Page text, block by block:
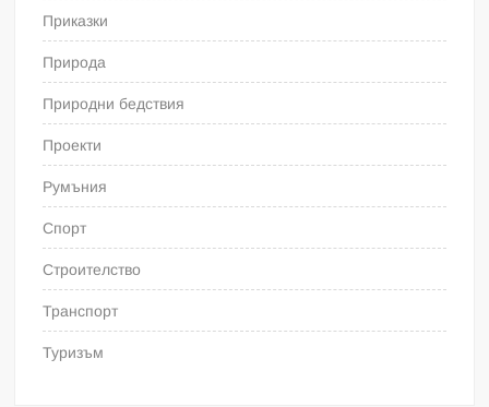
Приказки
Природа
Природни бедствия
Проекти
Румъния
Спорт
Строителство
Транспорт
Туризъм